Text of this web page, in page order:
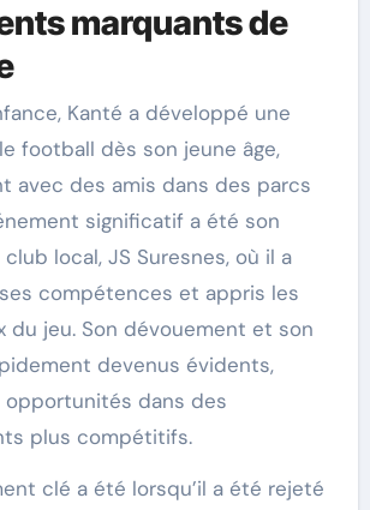
marquants de
Kanté a développé une
football dès son jeune âge,
avec des amis dans des parcs
significatif a été son
local, JS Suresnes, où il a
compétences et appris les
du jeu. Son dévouement et son
devenus évidents,
opportunités dans des
plus compétitifs.
clé a été lorsqu’il a été rejeté